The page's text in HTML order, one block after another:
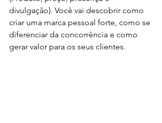
divulgação). Você vai descobrir como
criar uma marca pessoal forte, como se
diferenciar da concorrência e como
gerar valor para os seus clientes.